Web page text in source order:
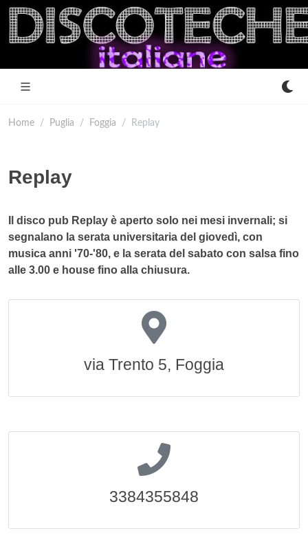
Home Puglia Foggia Replay
Replay
Il disco pub Replay è aperto solo nei mesi invernali; si
segnalano la serata universitaria del giovedì, con
musica anni '70-'80, e la serata del sabato con salsa fino
alle 3.00 e house fino alla chiusura.
via Trento 5, Foggia
3384355848